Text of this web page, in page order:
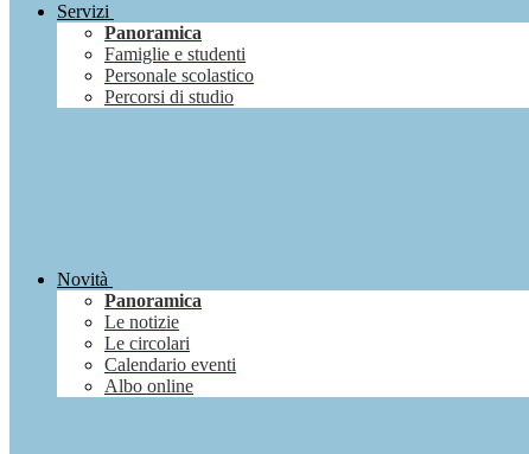
Servizi
Panoramica
Famiglie e studenti
Personale scolastico
Percorsi di studio
Novità
Panoramica
Le notizie
Le circolari
Calendario eventi
Albo online